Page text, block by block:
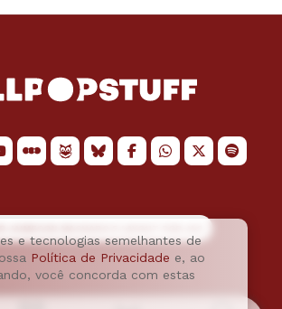
e tecnologias semelhantes de
Política de Privacidade e, ao
você concorda com estas